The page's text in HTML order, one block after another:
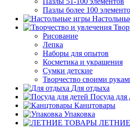
Пазлы более 100
Рисование
Лепка
Наборы для опытов
Косметика и украшения
Сумки детские
Творчество своими
Для отдыха
Посуда для
Канцтовары
Упаковка